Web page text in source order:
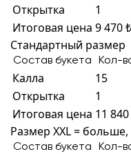
Открытка
1
Итоговая цена 9 470 ₺
Стандартный размер
Состав букета Кол-
Калла
15
Открытка
1
Итоговая цена 11
Размер XXL =
Состав букета Кол-